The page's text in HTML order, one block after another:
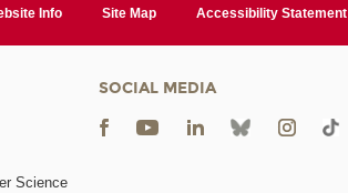
Info Site Map Accessibility Statement
Science
SOCIAL MEDIA